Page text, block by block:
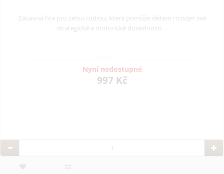
Zábavná hra pro celou rodinu, která pomůže dětem rozvíjet své
strategické a motorické dovednosti. ..
Nyní nedostupné
997 Kč